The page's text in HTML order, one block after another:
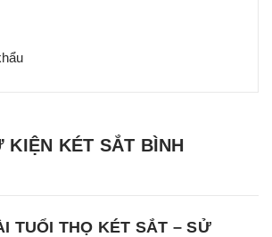
KIỆN KÉT SẮT BÌNH
TUỔI THỌ KÉT SẮT – SỬ